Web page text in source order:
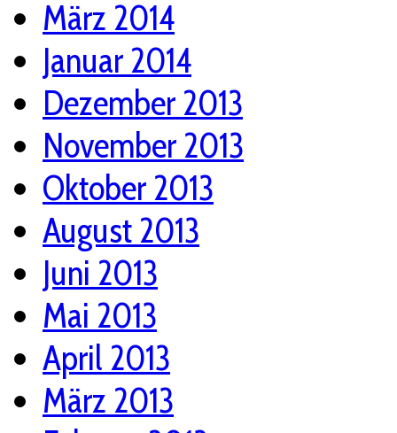
März 2014
Januar 2014
Dezember 2013
November 2013
Oktober 2013
August 2013
Juni 2013
Mai 2013
April 2013
März 2013